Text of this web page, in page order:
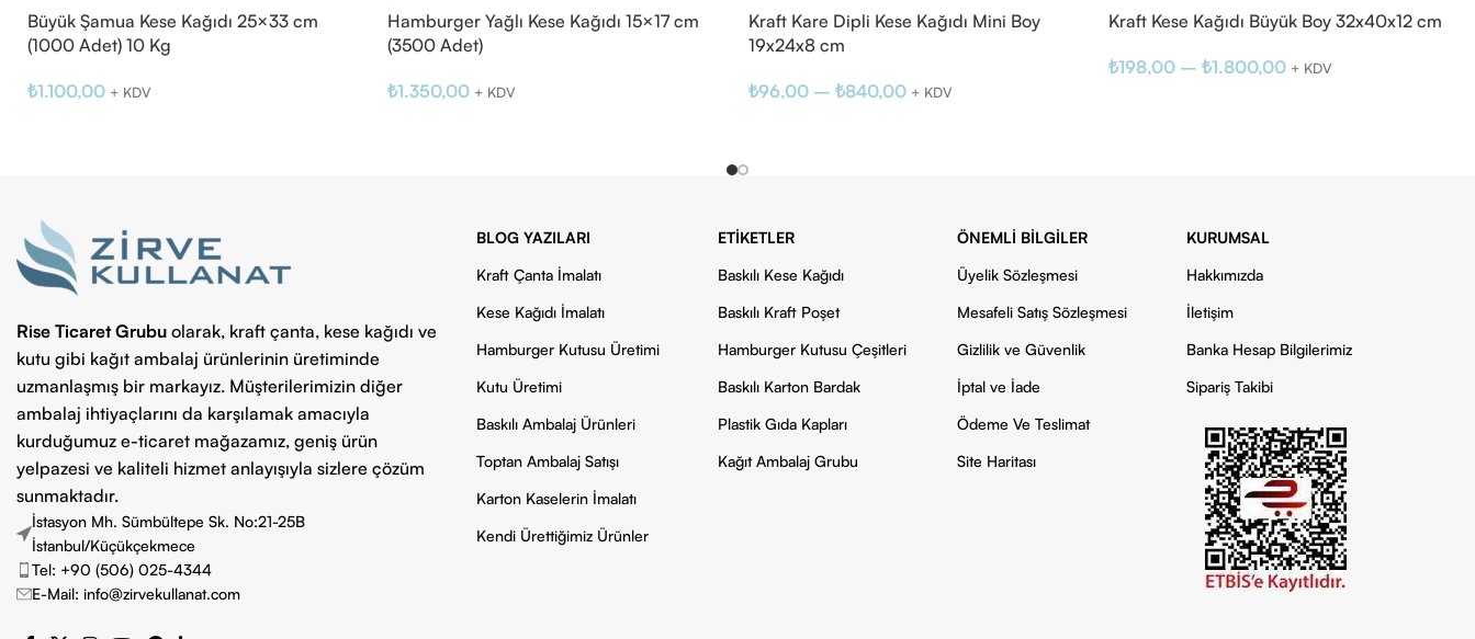
Büyük Şamua Kese Kağıdı 25×33 cm
(1000 Adet) 10 Kg
₺1.100,00 + KDV
Hamburger Yağlı Kese Kağıdı 15×17 cm
(3500 Adet)
₺1.350,00 + KDV
Kraft Kare Dipli Kese Kağıdı Mini Boy
19x24x8 cm
₺96,00 – ₺840,00 + KDV
Kraft Kese Kağıdı Büyük Boy 32x40x12 cm
₺198,00 –₺1.800,00 + KDV
Rise Ticaret Grubu olarak, kraft çanta, kese kağıdı ve
kutu gibi kağıt ambalaj ürünlerinin üretiminde
uzmanlaşmış bir markayız. Müşterilerimizin diğer
ambalaj ihtiyaçlarını da karşılamak amacıyla
kurduğumuz e-ticaret mağazamız, geniş ürün
yelpazesi ve kaliteli hizmet anlayışıyla sizlere çözüm
sunmaktadır.
İstasyon Mh. Sümbültepe Sk. No:21-25B
İstanbul/Küçükçekmece
Tel: +90 (506) 025-4344
E-Mail: info@zirvekullanat.com
BLOG YAZILARI
Kraft Çanta İmalatı
Kese Kağıdı İmalatı
Hamburger Kutusu Üretimi
Kutu Üretimi
Baskılı Ambalaj Ürünleri
Toptan Ambalaj Satışı
Karton Kaselerin İmalatı
Kendi Ürettiğimiz Ürünler
ETIKETLER
Baskılı Kese Kağıdı
Baskılı Kraft Poşet
Hamburger Kutusu Çeşitleri
Baskılı Karton Bardak
Plastik Gıda Kapları
Kağıt Ambalaj Grubu
ÖNEMLI BILGILER
Üyelik Sözleşmesi
Mesafeli Satış Sözleşmesi
Gizlilik ve Güvenlik
İptal ve İade
Ödeme Ve Teslimat
Site Haritası
KURUMSAL
Hakkımızda
İletişim
Banka Hesap Bilgilerimiz
Sipariş Takibi